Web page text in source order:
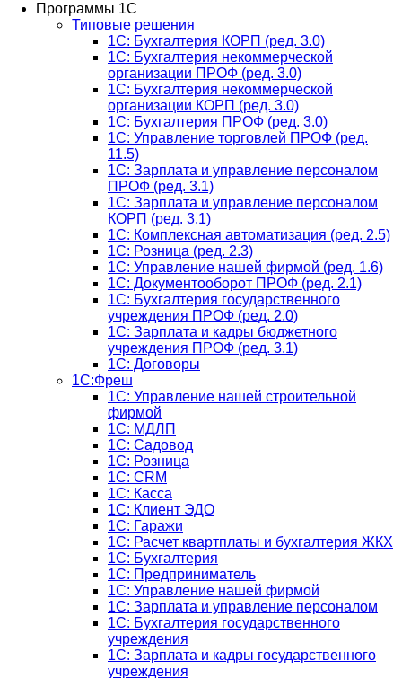
Программы 1С
Типовые решения
1C: Бухгалтерия КОРП (ред. 3.0)
1С: Бухгалтерия некоммерческой
организации ПРОФ (ред. 3.0)
1С: Бухгалтерия некоммерческой
организации КОРП (ред. 3.0)
1C: Бухгалтерия ПРОФ (ред. 3.0)
1C: Управление торговлей ПРОФ (ред.
11.5)
1C: Зарплата и управление персоналом
ПРОФ (ред. 3.1)
1C: Зарплата и управление персоналом
КОРП (ред. 3.1)
1C: Комплексная автоматизация (ред. 2.5)
1С: Розница (ред. 2.3)
1С: Управление нашей фирмой (ред. 1.6)
1С: Документооборот ПРОФ (ред. 2.1)
1C: Бухгалтерия государственного
учреждения ПРОФ (ред. 2.0)
1C: Зарплата и кадры бюджетного
учреждения ПРОФ (ред. 3.1)
1С: Договоры
1С:Фреш
1С: Управление нашей строительной
фирмой
1С: МДЛП
1С: Садовод
1С: Розница
1C: CRM
1C: Касса
1С: Клиент ЭДО
1С: Гаражи
1C: Расчет квартплаты и бухгалтерия ЖКХ
1C: Бухгалтерия
1C: Предприниматель
1C: Управление нашей фирмой
1C: Зарплата и управление персоналом
1C: Бухгалтерия государственного
учреждения
1C: Зарплата и кадры государственного
учреждения